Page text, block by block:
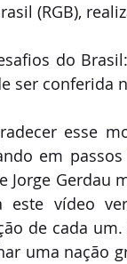
(RGB),
do
ser conferida
esse
em
Jorge Gerdau
vídeo
de cada
uma nação